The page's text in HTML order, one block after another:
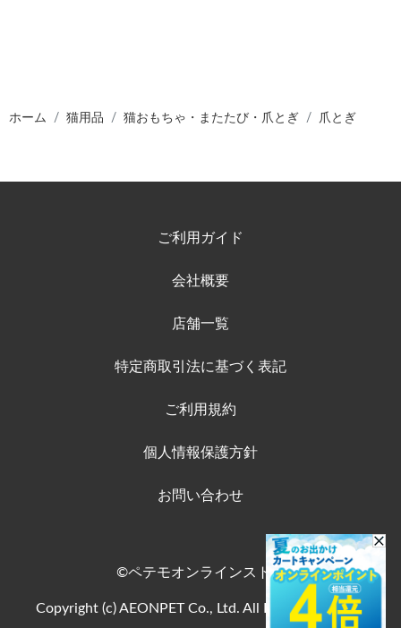
ホーム 猫用品 猫おもちゃ・またたび・爪とぎ 爪とぎ
ご利用ガイド
会社概要
店舗一覧
特定商取引法に基づく表記
ご利用規約
個人情報保護方針
お問い合わせ
©ペテモオンラインストア
Copyright (c) AEONPET Co., Ltd. All Rights Reserved.